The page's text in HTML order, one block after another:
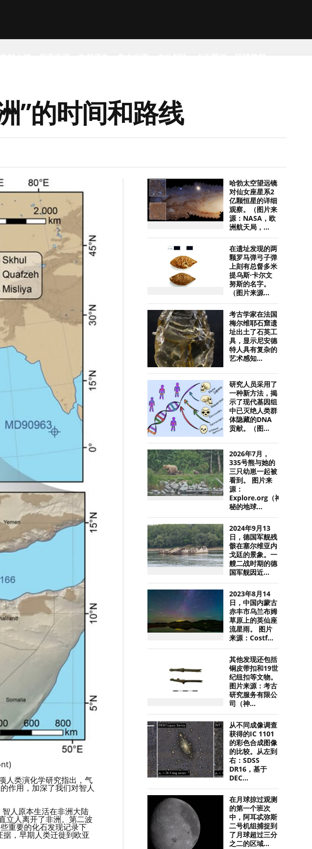
未解之谜 探索发现 自然现象 考古发现 户外探险 桌面壁纸 环球趣闻
”的时间和路线
人类演化学研究指出，气
作用，加深了我们对智人
人原本生活在非洲大陆
立人离开了非洲。第二波
重要的化石发现记录下
，早期人类迁徙到欧亚
哈勃太空望远镜
对仙女座星系2
亿颗恒星的详细
观察。（图片来
源：NASA，欧
洲航天局，...
在遗址发现的两
颗罗马弹弓子弹
上刻有总督多米
提乌斯·卡尔文
努斯的名字。
（图片来源...
考古学家在法国
梅尔维耶石窟遗
址出土了石英工
具，显示尼安德
特人具有复杂的
艺术感知...
研究人员采用了
一种新方法，揭
示了现代基因组
中已灭绝人类群
体隐藏的DNA
贡献。（图...
2026年7月，
335号熊与她的
三只幼崽一起被
看到。 图片来
源：
Explore.org（神
秘的地球...
2024年9月13
日，德国军舰残
骸在塞尔维亚内
戈廷的景象。一
艘二战时期的德
国军舰因近...
2023年8月14
日，中国内蒙古
赤丰市乌兰布姆
草原上的英仙座
流星雨。 图片
来源：Costf...
其他发现还包括
铜皮带扣和19世
纪纽扣等文物。
图片来源：考古
研究服务有限公
司（神...
从不同成像调查
获得的IC 1101
的彩色合成图像
的比较。从左到
右：SDSS
DR16，基于
DEC...
在月球掠过观测
的第一个班次
中，阿耳忒弥斯
二号机组捕捉到
了月球超过三分
之二的区域...